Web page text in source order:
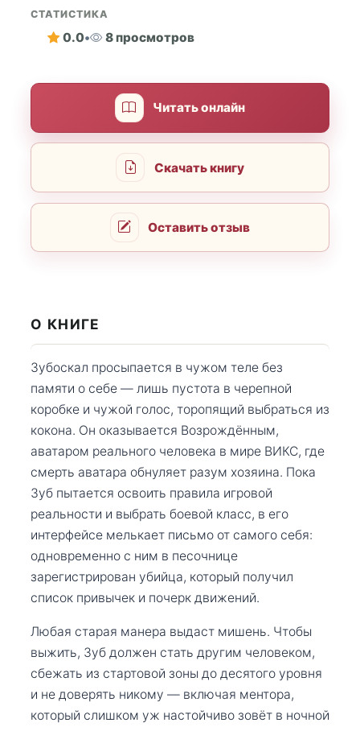
СТАТИСТИКА
0.0• 8 просмотров
Читать онлайн
Скачать книгу
Оставить отзыв
О КНИГЕ
Зубоскал просыпается в чужом теле без
памяти о себе — лишь пустота в черепной
коробке и чужой голос, торопящий выбраться из
кокона. Он оказывается Возрождённым,
аватаром реального человека в мире ВИКС, где
смерть аватара обнуляет разум хозяина. Пока
Зуб пытается освоить правила игровой
реальности и выбрать боевой класс, в его
интерфейсе мелькает письмо от самого себя:
одновременно с ним в песочнице
зарегистрирован убийца, который получил
список привычек и почерк движений.
Любая старая манера выдаст мишень. Чтобы
выжить, Зуб должен стать другим человеком,
сбежать из стартовой зоны до десятого уровня
и не доверять никому — включая ментора,
который слишком уж настойчиво зовёт в ночной